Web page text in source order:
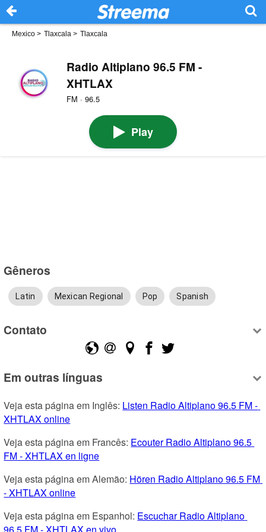
Mexico > Tlaxcala > Tlaxcala
Radio Altiplano 96.5 FM -
XHTLAX
FM · 96.5
Play
Gêneros
Latin Mexican Regional Pop Spanish
Contato
Em outras línguas
Veja esta página em Inglês: Listen Radio Altiplano 96.5 FM -
XHTLAX online
Veja esta página em Francês: Ecouter Radio Altiplano 96.5
FM - XHTLAX en ligne
Veja esta página em Alemão: Hören Radio Altiplano 96.5 FM
- XHTLAX online
Veja esta página em Espanhol: Escuchar Radio Altiplano
96.5 FM - XHTLAX en vivo